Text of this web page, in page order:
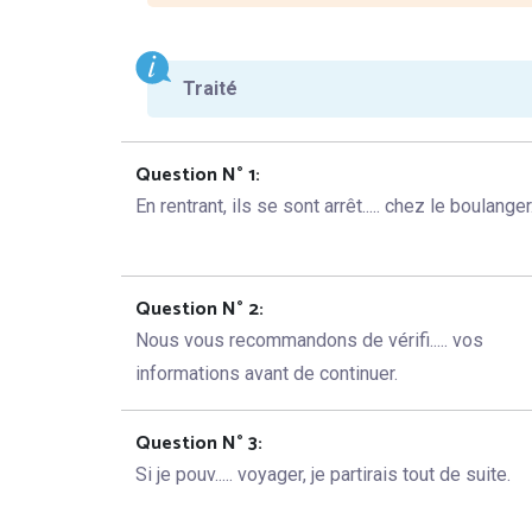
Traité
Question N° 1:
En rentrant, ils se sont arrêt..... chez le boulanger.
Question N° 2:
Nous vous recommandons de vérifi..... vos
informations avant de continuer.
Question N° 3:
Si je pouv..... voyager, je partirais tout de suite.